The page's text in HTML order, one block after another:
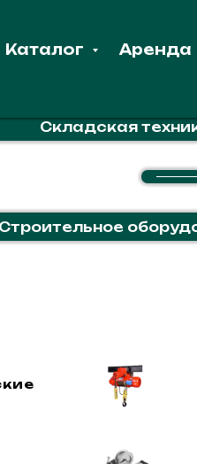
Каталог Аренда
Складская
Строительное